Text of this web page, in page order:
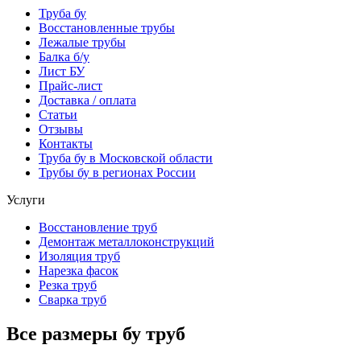
Труба бу
Восстановленные трубы
Лежалые трубы
Балка б/у
Лист БУ
Прайс-лист
Доставка / оплата
Статьи
Отзывы
Контакты
Труба бу в Московской области
Трубы бу в регионах России
Услуги
Восстановление труб
Демонтаж металлоконструкций
Изоляция труб
Нарезка фасок
Резка труб
Сварка труб
Все размеры бу труб